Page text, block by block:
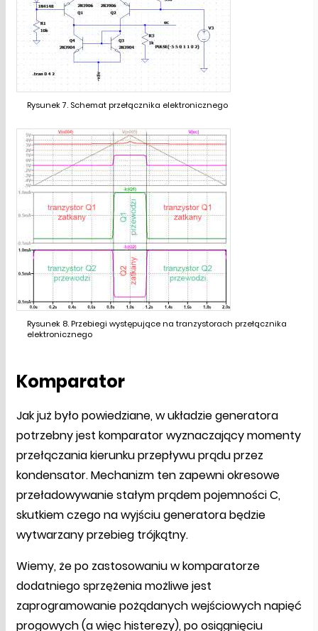
Rysunek 7. Schemat przełącznika elektronicznego
Rysunek 8. Przebiegi występujące na tranzystorach przełącznika
elektronicznego
Komparator
Jak już było powiedziane, w układzie generatora
potrzebny jest komparator wyznaczający momenty
przełączania kierunku przepływu prądu przez
kondensator. Mechanizm ten zapewni okresowe
przeładowywanie stałym prądem pojemności C,
skutkiem czego na wyjściu generatora będzie
wytwarzany przebieg trójkątny.
Wiemy, że po zastosowaniu w komparatorze
dodatniego sprzężenia możliwe jest
zaprogramowanie pożądanych wejściowych napięć
progowych (a więc histerezy), po osiągnięciu